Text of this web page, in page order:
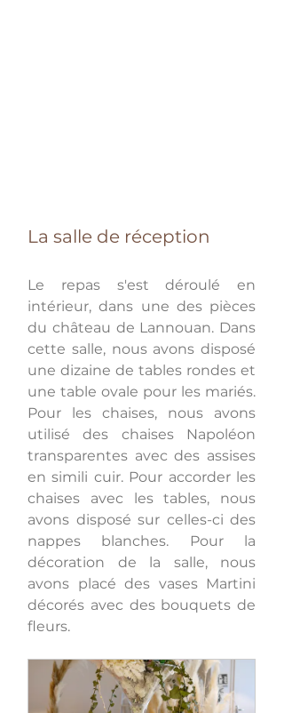
La salle de réception
Le repas s'est déroulé en
intérieur, dans une des pièces
du château de Lannouan. Dans
cette salle, nous avons disposé
une dizaine de tables rondes et
une table ovale pour les mariés.
Pour les chaises, nous avons
utilisé des chaises Napoléon
transparentes avec des assises
en simili cuir. Pour accorder les
chaises avec les tables, nous
avons disposé sur celles-ci des
nappes blanches. Pour la
décoration de la salle, nous
avons placé des vases Martini
décorés avec des bouquets de
fleurs.